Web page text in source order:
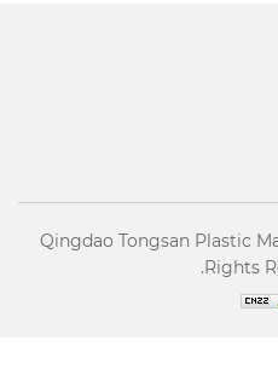
© 2021 Qingdao Tongsan
Rights